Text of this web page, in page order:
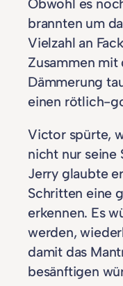
brannten um
Vielzahl an
Zusammen
Dämmerung
einen rötlich-
Victor spürte,
nicht nur seine
Jerry glaubte
Schritten eine
erkennen. Es
werden,
damit das
besänftigen